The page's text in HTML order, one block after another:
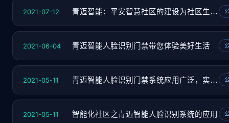
2021-07-12 青迈智能：平安智慧社区的建设为社区生活提供
2021-06-04 青迈智能人脸识别门禁带您体验美好生活
2021-05-11 青迈智能人脸识别门禁系统应用广泛，实现智慧
2021-05-11 智能化社区之青迈智能人脸识别系统的应用